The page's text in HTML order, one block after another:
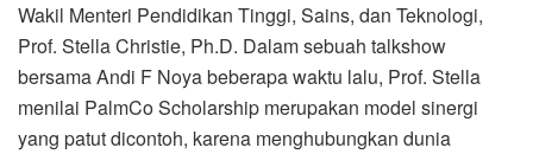
Wakil Menteri Pendidikan Tinggi, Sains, dan Teknologi,
Prof. Stella Christie, Ph.D. Dalam sebuah talkshow
bersama Andi F Noya beberapa waktu lalu, Prof. Stella
menilai PalmCo Scholarship merupakan model sinergi
yang patut dicontoh, karena menghubungkan dunia